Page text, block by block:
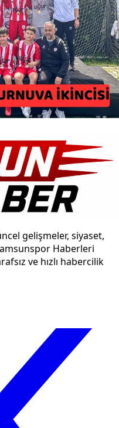
gelişmeler, siyaset,
Haberleri
ve hızlı habercilik